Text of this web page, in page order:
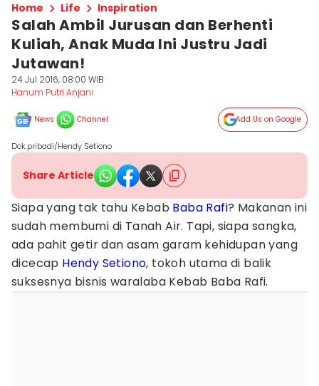
Home Life Inspiration
Salah Ambil Jurusan dan Berhenti
Kuliah, Anak Muda Ini Justru Jadi
Jutawan!
24 Jul 2016, 08:00 WIB
Hanum Putri Anjani
News Channel Add Us on Google
Dok.pribadi/Hendy Setiono
Share Article
Siapa yang tak tahu Kebab Baba Rafi? Makanan ini
sudah membumi di Tanah Air. Tapi, siapa sangka,
ada pahit getir dan asam garam kehidupan yang
dicecap Hendy Setiono, tokoh utama di balik
suksesnya bisnis waralaba Kebab Baba Rafi.